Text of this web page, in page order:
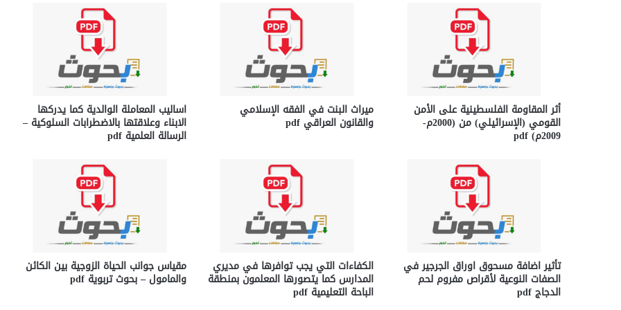
أثر المقاومة الفلسطينية على الأمن
القومي (الإسرائيلي) من (2000م-
2009م) pdf
ميراث البنت في الفقه الإسلامي
والقانون العراقي pdf
اساليب المعاملة الوالدية كما يدركها
الابناء وعلاقتها بالاضطرابات السلوكية –
الرسالة العلمية pdf
تأثير اضافة مسحوق اوراق الجرجير في
الصفات النوعية لأقراص مفروم لحم
الدجاج pdf
الكفاءات التي يجب توافرها في مديري
المدارس كما يتصورها المعلمون بمنطقة
الباحة التعليمية pdf
مقياس جوانب الحياة الزوجية بين الكائن
والمامول – بحوث تربوية pdf